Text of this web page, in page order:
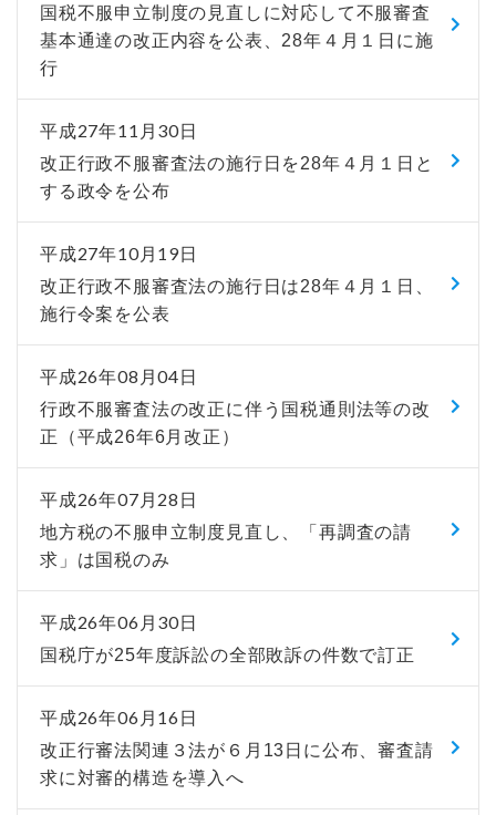
国税不服申立制度の見直しに対応して不服審査
基本通達の改正内容を公表、28年４月１日に施
行
平成27年11月30日
改正行政不服審査法の施行日を28年４月１日と
する政令を公布
平成27年10月19日
改正行政不服審査法の施行日は28年４月１日、
施行令案を公表
平成26年08月04日
行政不服審査法の改正に伴う国税通則法等の改
正（平成26年6月改正）
平成26年07月28日
地方税の不服申立制度見直し、「再調査の請
求」は国税のみ
平成26年06月30日
国税庁が25年度訴訟の全部敗訴の件数で訂正
平成26年06月16日
改正行審法関連３法が６月13日に公布、審査請
求に対審的構造を導入へ